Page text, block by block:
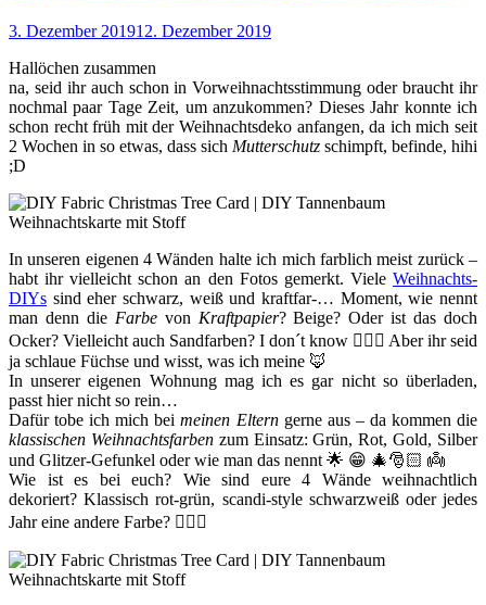
3. Dezember 201912. Dezember 2019
Hallöchen zusammen
na, seid ihr auch schon in Vorweihnachtsstimmung oder braucht ihr
nochmal paar Tage Zeit, um anzukommen? Dieses Jahr konnte ich
schon recht früh mit der Weihnachtsdeko anfangen, da ich mich seit
2 Wochen in so etwas, dass sich Mutterschutz schimpft, befinde, hihi
;D
In unseren eigenen 4 Wänden halte ich mich farblich meist zurück –
habt ihr vielleicht schon an den Fotos gemerkt. Viele Weihnachts-
DIYs sind eher schwarz, weiß und kraftfar-… Moment, wie nennt
man denn die Farbe von Kraftpapier? Beige? Oder ist das doch
Ocker? Vielleicht auch Sandfarben? I don´t know 🤷🏻‍♀️ Aber ihr seid
ja schlaue Füchse und wisst, was ich meine 🦊
In unserer eigenen Wohnung mag ich es gar nicht so überladen,
passt hier nicht so rein…
Dafür tobe ich mich beimeinen Elterngerne aus – da kommen die
klassischen Weihnachtsfarbenzum Einsatz: Grün, Rot, Gold, Silber
und Glitzer-Gefunkel oder wie man das nennt 🌟 😁 🎄🎅🏻 👼
Wie ist es bei euch? Wie sind eure 4 Wände weihnachtlich
dekoriert? Klassisch rot-grün, scandi-style schwarzweiß oder jedes
Jahr eine andere Farbe? 💁🏻‍♀️